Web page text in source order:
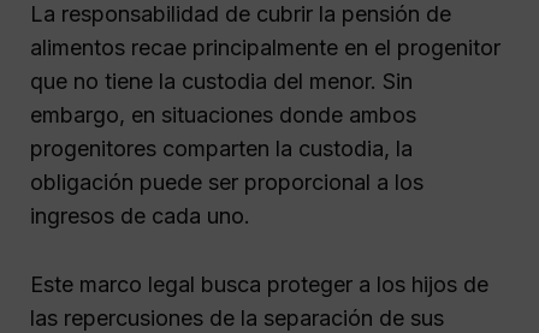
La responsabilidad de cubrir la pensión de
alimentos recae principalmente en el progenitor
que no tiene la custodia del menor. Sin
embargo, en situaciones donde ambos
progenitores comparten la custodia, la
obligación puede ser proporcional a los
ingresos de cada uno.
Este marco legal busca proteger a los hijos de
las repercusiones de la separación de sus